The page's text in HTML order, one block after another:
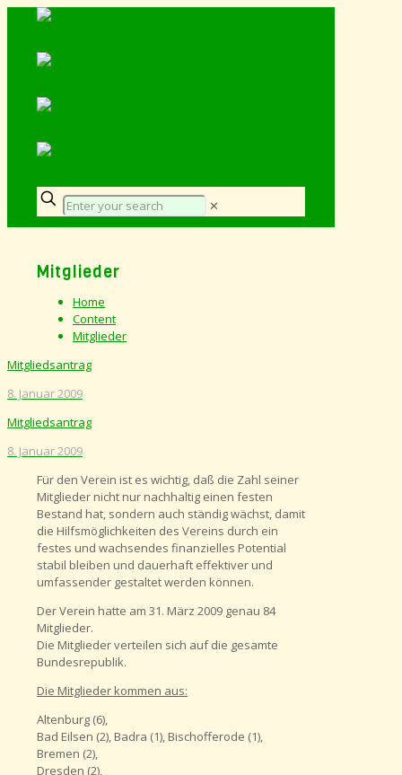
✕
Mitglieder
Home
Content
Mitglieder
Mitgliedsantrag
8. Januar 2009
Mitgliedsantrag
8. Januar 2009
Für den Verein ist es wichtig, daß die Zahl seiner
Mitglieder nicht nur nachhaltig einen festen
Bestand hat, sondern auch ständig wächst, damit
die Hilfsmöglichkeiten des Vereins durch ein
festes und wachsendes finanzielles Potential
stabil bleiben und dauerhaft effektiver und
umfassender gestaltet werden können.
Der Verein hatte am 31. März 2009 genau 84
Mitglieder.
Die Mitglieder verteilen sich auf die gesamte
Bundesrepublik.
Die Mitglieder kommen aus:
Altenburg (6),
Bad Eilsen (2), Badra (1), Bischofferode (1),
Bremen (2),
Dresden (2),